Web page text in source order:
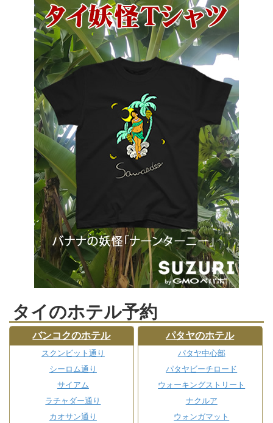
タイのホテル予約
バンコクのホテル
スクンビット通り
シーロム通り
サイアム
ラチャダー通り
カオサン通り
パタヤのホテル
パタヤ中心部
パタヤビーチロード
ウォーキングストリート
ナクルア
ウォンガマット